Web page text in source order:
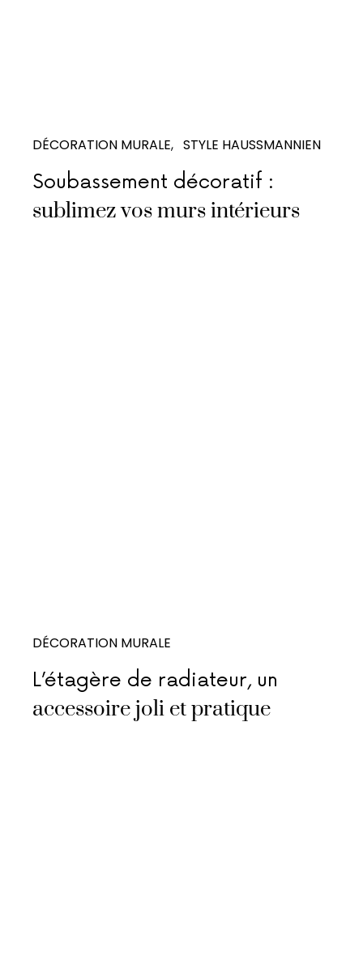
DÉCORATION MURALE STYLE HAUSSMANNIEN
Soubassement décoratif :
sublimez vos murs intérieurs
DÉCORATION MURALE
L’étagère de radiateur, un
accessoire joli et pratique